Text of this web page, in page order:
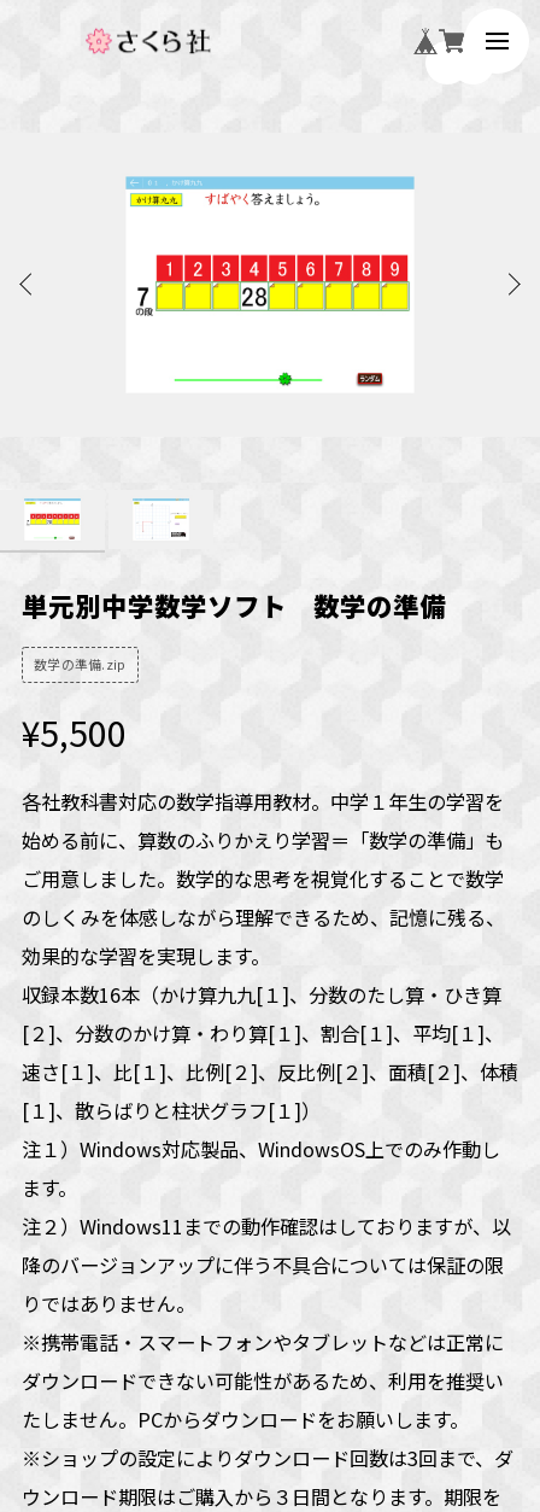
単元別中学数学ソフト 数学の準備
数学の準備.zip
¥5,500
各社教科書対応の数学指導用教材。中学１年生の学習を
始める前に、算数のふりかえり学習＝「数学の準備」も
ご用意しました。数学的な思考を視覚化することで数学
のしくみを体感しながら理解できるため、記憶に残る、
効果的な学習を実現します。
収録本数16本（かけ算九九[１]、分数のたし算・ひき算
[２]、分数のかけ算・わり算[１]、割合[１]、平均[１]、
速さ[１]、比[１]、比例[２]、反比例[２]、面積[２]、体積
[１]、散らばりと柱状グラフ[１]）
注１）Windows対応製品、WindowsOS上でのみ作動し
ます。
注２）Windows11までの動作確認はしておりますが、以
降のバージョンアップに伴う不具合については保証の限
りではありません。
※携帯電話・スマートフォンやタブレットなどは正常に
ダウンロードできない可能性があるため、利用を推奨い
たしません。PCからダウンロードをお願いします。
※ショップの設定によりダウンロード回数は3回まで、ダ
ウンロード期限はご購入から３日間となります。期限を